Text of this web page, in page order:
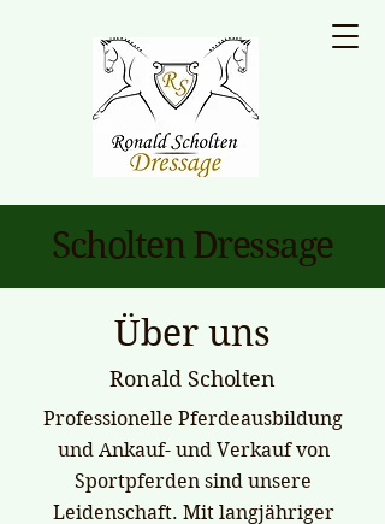
Scholten Dressage
Über uns
Ronald Scholten
Professionelle Pferdeausbildung
und Ankauf- und Verkauf von
Sportpferden sind unsere
Leidenschaft. Mit langjähriger